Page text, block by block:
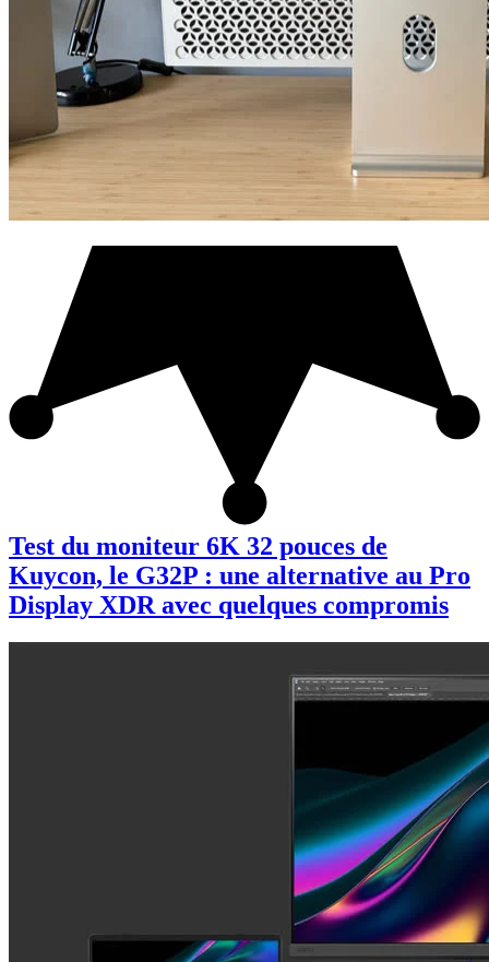
Test du moniteur 6K 32 pouces de
Kuycon, le G32P : une alternative au Pro
Display XDR avec quelques compromis